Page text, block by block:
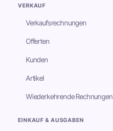
VERKAUF
Verkaufsrechnungen
Offerten
Kunden
Artikel
Wiederkehrende Rechnungen
EINKAUF & AUSGABEN